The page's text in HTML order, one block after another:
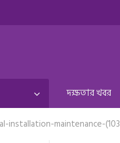
দক্ষতার খবর
installation-maintenance-(103